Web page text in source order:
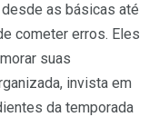
as básicas até
cometer erros. Eles
suas
invista em
da temporada